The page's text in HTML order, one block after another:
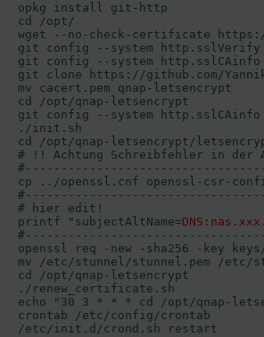
opkg install git-http
cd /opt/
wget --no-check-certificate
git config --system http.sslVerify
git config --system http.sslCAinfo
git clone https://github.com/
mv cacert.pem qnap-letsencrypt
cd /opt/qnap-letsencrypt
git config --system http.sslCAinfo
./init.sh
cd /opt/qnap-letsencrypt/
# !! Achtung Schreibfehler in der
cp ../openssl.cnf openssl-csr-
# hier edit!
printf "subjectAltName=
openssl req -new -sha256 -key
mv /etc/stunnel/stunnel.pem /etc/
cd /opt/qnap-letsencrypt
./renew_certificate.sh
echo "30 3 * * * cd /opt/qnap-
crontab /etc/config/crontab
/etc/init.d/crond.sh restart